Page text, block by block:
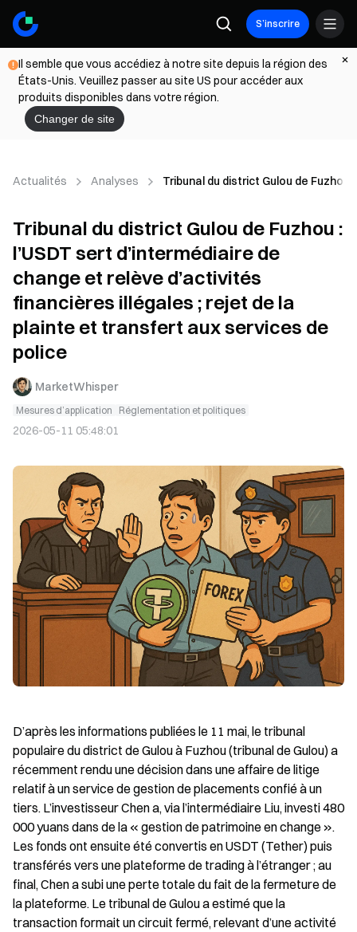
S’inscrire
Il semble que vous accédiez à notre site depuis la région des
États-Unis. Veuillez passer au site US pour accéder aux
produits disponibles dans votre région.
Changer de site
Actualités Analyses Tribunal du district Gulou de
Tribunal du district Gulou de Fuzhou :
l’USDT sert d’intermédiaire de
change et relève d’activités
financières illégales ; rejet de la
plainte et transfert aux services de
police
MarketWhisper
Mesures d’application Réglementation et politiques
2026-05-11 05:48:01
D’après les informations publiées le 11 mai, le tribunal
populaire du district de Gulou à Fuzhou (tribunal de Gulou) a
récemment rendu une décision dans une affaire de litige
relatif à un service de gestion de placements confié à un
tiers. L’investisseur Chen a, via l’intermédiaire Liu, investi 480
000 yuans dans de la « gestion de patrimoine en change ».
Les fonds ont ensuite été convertis en USDT (Tether) puis
transférés vers une plateforme de trading à l’étranger ; au
final, Chen a subi une perte totale du fait de la fermeture de
la plateforme. Le tribunal de Gulou a estimé que la
transaction formait un circuit fermé, relevant d’une activité